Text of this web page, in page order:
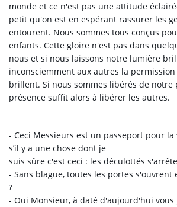
monde et ce n'est pas une attitude
petit qu'on est en espérant rassurer les
entourent. Nous sommes tous conçus
enfants. Cette gloire n'est pas dans
nous et si nous laissons notre lumière
inconsciemment aux autres la
brillent. Si nous sommes libérés de
présence suffit alors à libérer les autres.
- Ceci Messieurs est un passeport pour
s’il y a une chose dont je
suis sûre c'est ceci : les déculottés
- Sans blague, toutes les portes s'ouvrent
?
- Oui Monsieur, à daté d'aujourd'hui vous